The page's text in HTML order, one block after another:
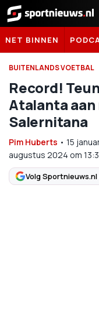
Sportnieuws.nl
NET BINNEN
BUITENLANDS VOETBAL
Record!
Atalanta
Salernitana
Pim Huberts • 15
augustus 2024 om
Volg